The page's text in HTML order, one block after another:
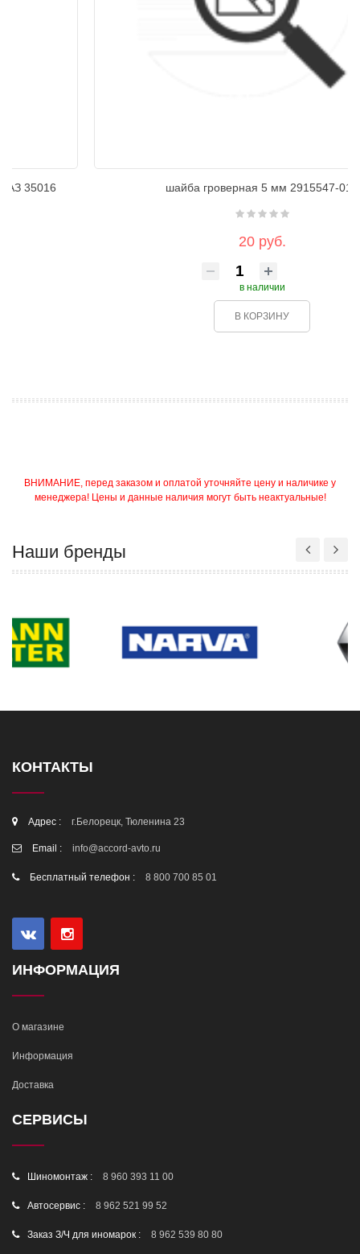
шайба гроверная 5 мм 2915547-010
ВНИМАНИЕ, перед заказом и оплатой уточняйте цену и наличике у
менеджера! Цены и данные наличия могут быть неактуальные!
Наши бренды
КОНТАКТЫ
Адрес : г.Белорецк, Тюленина 23
Email : info@accord-avto.ru
Бесплатный телефон : 8 800 700 85 01
ИНФОРМАЦИЯ
О магазине
Информация
Доставка
СЕРВИСЫ
Шиномонтаж : 8 960 393 11 00
Автосервис : 8 962 521 99 52
Заказ З/Ч для иномарок : 8 962 539 80 80